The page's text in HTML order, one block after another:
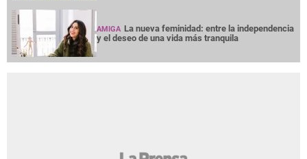
AMIGA La nueva feminidad: entre la independencia
y el deseo de una vida más tranquila